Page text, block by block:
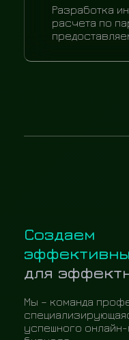
Разработка
расчета по
Создаем
для
Мы – команда
успешного онлайн-